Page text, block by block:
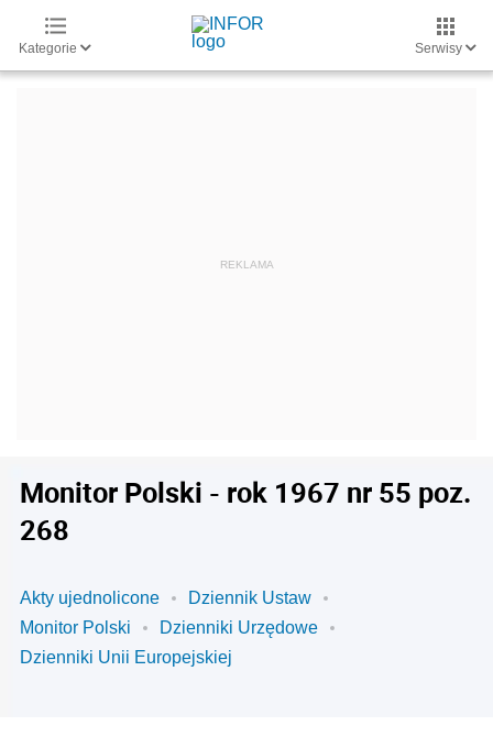
Kategorie Serwisy
Monitor Polski - rok 1967 nr 55 poz.
268
Akty ujednolicone
Dziennik Ustaw
Monitor Polski
Dzienniki Urzędowe
Dzienniki Unii Europejskiej